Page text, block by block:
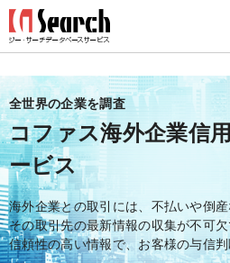
全世界の企業を調査
コファス海外企業信
ービス
海外企業との取引には、不払いや倒
その取引先の最新情報の収集が不可
信頼性の高い情報で、お客様の与信